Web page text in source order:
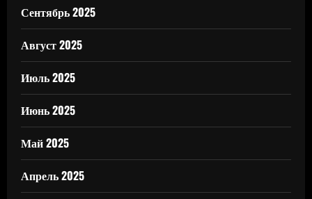
Сентябрь 2025
Август 2025
Июль 2025
Июнь 2025
Май 2025
Апрель 2025